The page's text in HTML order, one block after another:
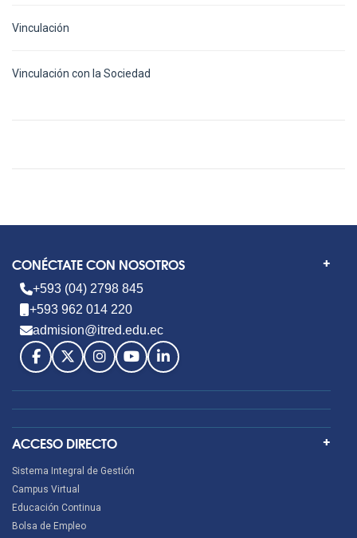
Vinculación
Vinculación con la Sociedad
CONÉCTATE CON NOSOTROS
+593 (04) 2798 845
+593 962 014 220
admision@itred.edu.ec
ACCESO DIRECTO
Sistema Integral de Gestión
Campus Virtual
Educación Continua
Bolsa de Empleo